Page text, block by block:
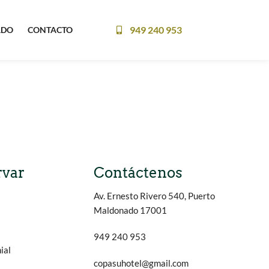
CONTACTO 949 240 953
Contáctenos
Av. Ernesto Rivero 540, Puerto
Maldonado 17001
949 240 953
copasuhotel@gmail.com